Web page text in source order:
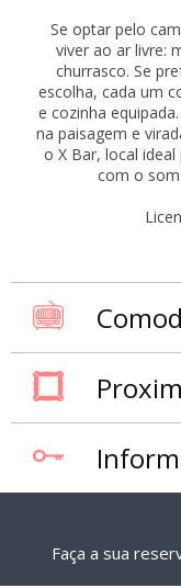
Se optar pelo
viver ao ar livre:
churrasco. Se
escolha, cada um
e cozinha
na paisagem e
o X Bar, local
com o
Faça a sua